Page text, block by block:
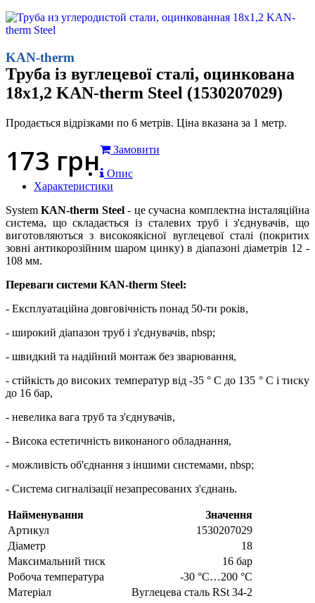
KAN-therm
Труба із вуглецевої сталі, оцинкована
18x1,2 KAN-therm Steel (1530207029)
Продається відрізками по 6 метрів. Ціна вказана за 1 метр.
173 грн
Замовити
Опис
Характеристики
SystemKAN-therm Steel- це сучасна комплектна інсталяційна
система, що складається із сталевих труб і з'єднувачів, що
виготовляються з високоякісної вуглецевої сталі (покритих
зовні антикорозійним шаром цинку) в діапазоні діаметрів 12 -
108 мм.
Переваги системи KAN-therm Steel:
- Експлуатаційна довговічність понад 50-ти років,
- широкий діапазон труб і з'єднувачів, nbsp;
- швидкий та надійний монтаж без зварювання,
- стійкість до високих температур від -35 ° C до 135 ° C і тиску
до 16 бар,
- невелика вага труб та з'єднувачів,
- Висока естетичність виконаного обладнання,
- можливість об'єднання з іншими системами, nbsp;
- Система сигналізації незапресованих з'єднань.
Найменування
Значення
Артикул
1530207029
Діаметр
18
Максимальний тиск
16 бар
Робоча температура
-30 °C…200 °C
Матеріал
Вуглецева сталь RSt 34-2